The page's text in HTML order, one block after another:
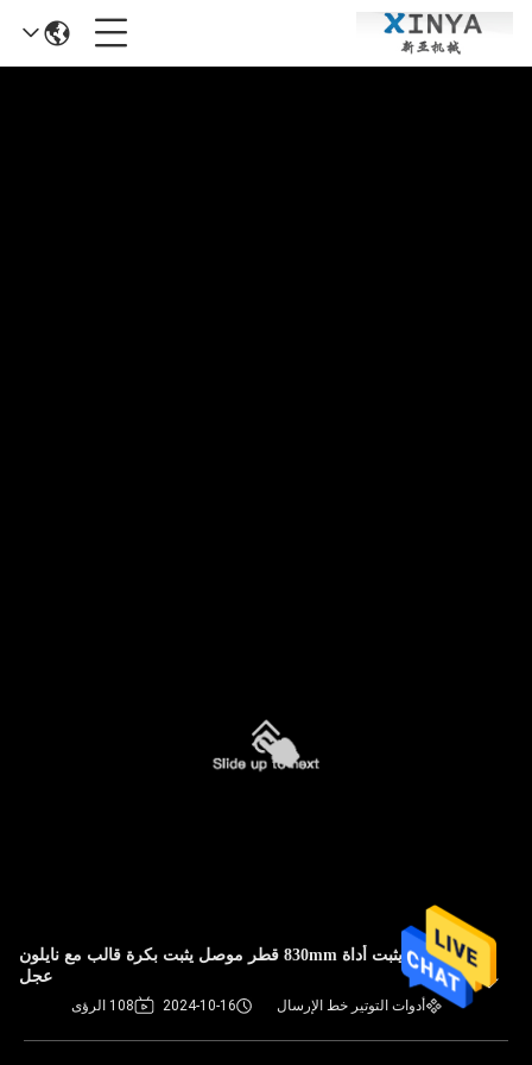
نقل خط يثبت أداة 830mm قطر موصل يثبت بكرة قالب مع نايلون
عجل
أدوات التوتير خط الإرسال 2024-10-16 108 الرؤى